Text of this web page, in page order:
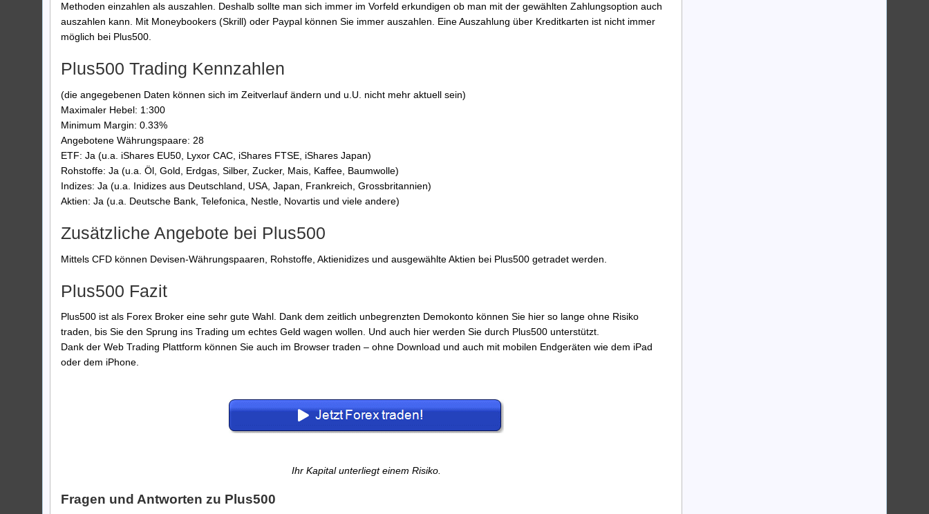
Methoden einzahlen als auszahlen. Deshalb sollte man sich immer im Vorfeld erkundigen ob man mit der gewählten Zahlungsoption auch
auszahlen kann. Mit Moneybookers (Skrill) oder Paypal können Sie immer auszahlen. Eine Auszahlung über Kreditkarten ist nicht immer
möglich bei Plus500.
Plus500 Trading Kennzahlen
(die angegebenen Daten können sich im Zeitverlauf ändern und u.U. nicht mehr aktuell sein)
Maximaler Hebel: 1:300
Minimum Margin: 0.33%
Angebotene Währungspaare: 28
ETF: Ja (u.a. iShares EU50, Lyxor CAC, iShares FTSE, iShares Japan)
Rohstoffe: Ja (u.a. Öl, Gold, Erdgas, Silber, Zucker, Mais, Kaffee, Baumwolle)
Indizes: Ja (u.a. Inidizes aus Deutschland, USA, Japan, Frankreich, Grossbritannien)
Aktien: Ja (u.a. Deutsche Bank, Telefonica, Nestle, Novartis und viele andere)
Zusätzliche Angebote bei Plus500
Mittels CFD können Devisen-Währungspaaren, Rohstoffe, Aktienidizes und ausgewählte Aktien bei Plus500 getradet werden.
Plus500 Fazit
Plus500 ist als Forex Broker eine sehr gute Wahl. Dank dem zeitlich unbegrenzten Demokonto können Sie hier so lange ohne Risiko
traden, bis Sie den Sprung ins Trading um echtes Geld wagen wollen. Und auch hier werden Sie durch Plus500 unterstützt.
Dank der Web Trading Plattform können Sie auch im Browser traden – ohne Download und auch mit mobilen Endgeräten wie dem iPad
oder dem iPhone.
Ihr Kapital unterliegt einem Risiko.
Fragen und Antworten zu Plus500